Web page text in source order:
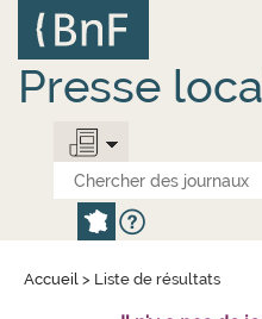
contenu
principal
Presse
Accueil > Liste de résultats
Panneau de gestion des cookies